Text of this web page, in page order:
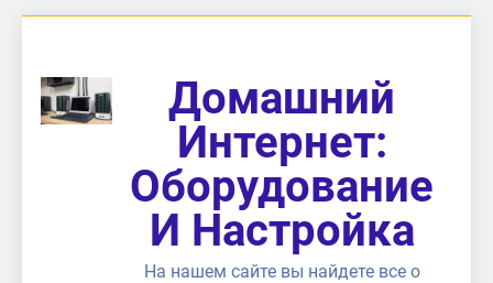
содержимому
Домашний
Интернет:
Оборудование
И Настройка
На нашем сайте вы найдете все о